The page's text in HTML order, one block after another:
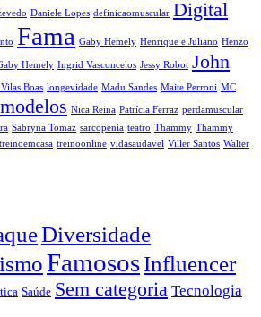
Daniele Lopes definicaomuscular Digital
Fama Gaby Hemely Henrique e Juliano Henzo
Hemely Ingrid Vasconcelos Jessy Robot John
Boas longevidade Madu Sandes Maite Perroni MC
modelos Nica Reina Patrícia Ferraz perdamuscular
Sabryna Tomaz sarcopenia teatro Thammy Thammy
treinoemcasa treinoonline vidasaudavel Viller Santos Walter
Diversidade
FamososInfluencer
Saúde Sem categoria Tecnologia